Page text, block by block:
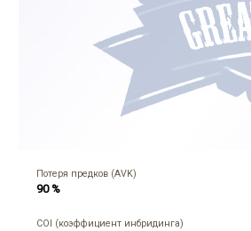
Потеря предков (AVK)
90 %
COI (коэффициент инбридинга)